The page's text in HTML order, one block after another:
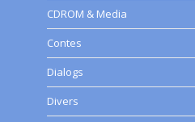
CDROM & Media
Contes
Dialogs
Divers